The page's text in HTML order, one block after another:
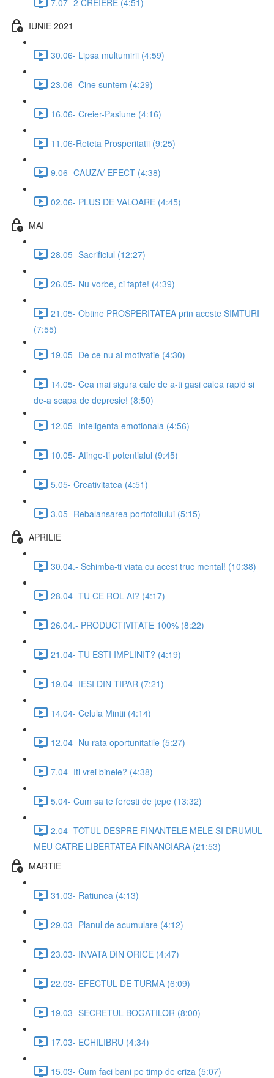
IUNIE 2021
30.06- Lipsa multumirii (4:59)
23.06- Cine suntem (4:29)
16.06- Creier-Pasiune (4:16)
11.06-Reteta Prosperitatii (9:25)
9.06- CAUZA/ EFECT (4:38)
02.06- PLUS DE VALOARE (4:45)
MAI
28.05- Sacrificiul (12:27)
26.05- Nu vorbe, ci fapte! (4:39)
21.05- Obtine PROSPERITATEA prin aceste SIMTURI
(7:55)
19.05- De ce nu ai motivatie (4:30)
14.05- Cea mai sigura cale de a-ti gasi calea rapid si
de-a scapa de depresie! (8:50)
12.05- Inteligenta emotionala (4:56)
10.05- Atinge-ti potentialul (9:45)
5.05- Creativitatea (4:51)
3.05- Rebalansarea portofoliului (5:15)
APRILIE
30.04.- Schimba-ti viata cu acest truc mental! (10:38)
28.04- TU CE ROL AI? (4:17)
26.04.- PRODUCTIVITATE 100% (8:22)
21.04- TU ESTI IMPLINIT? (4:19)
19.04- IESI DIN TIPAR (7:21)
14.04- Celula Mintii (4:14)
12.04- Nu rata oportunitatile (5:27)
7.04- Iti vrei binele? (4:38)
5.04- Cum sa te feresti de țepe (13:32)
2.04- TOTUL DESPRE FINANTELE MELE SI DRUMUL
MEU CATRE LIBERTATEA FINANCIARA (21:53)
MARTIE
31.03- Ratiunea (4:13)
29.03- Planul de acumulare (4:12)
23.03- INVATA DIN ORICE (4:47)
22.03- EFECTUL DE TURMA (6:09)
19.03- SECRETUL BOGATILOR (8:00)
17.03- ECHILIBRU (4:34)
15.03- Cum faci bani pe timp de criza (5:07)